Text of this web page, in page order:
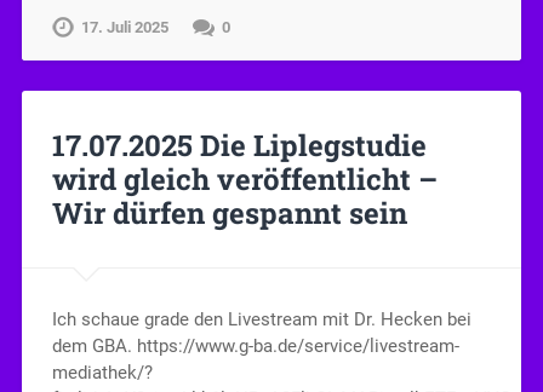
17. Juli 2025 0
17.07.2025 Die Liplegstudie
wird gleich veröffentlicht –
Wir dürfen gespannt sein
Ich schaue grade den Livestream mit Dr. Hecken bei
dem GBA. https://www.g-ba.de/service/livestream-
mediathek/?